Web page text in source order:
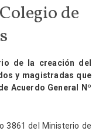
de
de la creación del
y magistradas que
Acuerdo General Nº
3861 del Ministerio de